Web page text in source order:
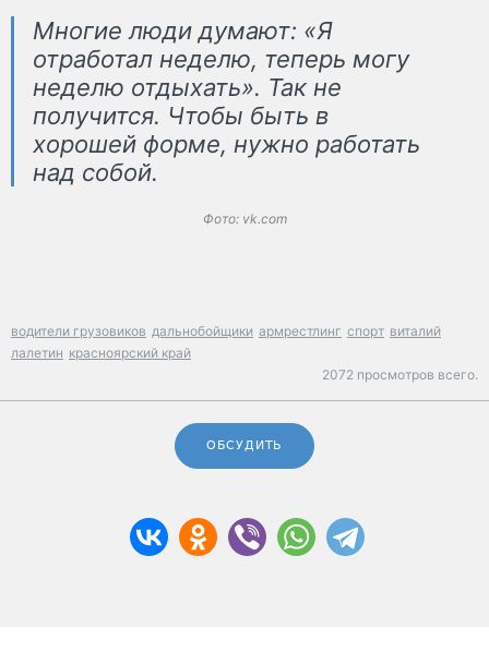
Многие люди думают: «Я
отработал неделю, теперь могу
неделю отдыхать». Так не
получится. Чтобы быть в
хорошей форме, нужно работать
над собой.
Фото: vk.com
водители грузовиков дальнобойщики армрестлинг спорт виталий
лалетин красноярский край
2072 просмотров всего.
ОБСУДИТЬ